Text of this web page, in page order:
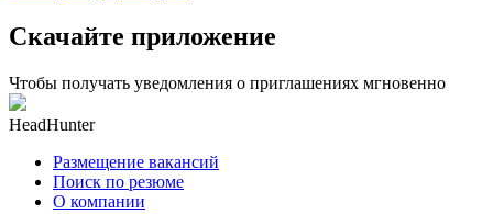
Скачайте приложение
Чтобы получать уведомления о приглашениях мгновенно
HeadHunter
Размещение вакансий
Поиск по резюме
О компании